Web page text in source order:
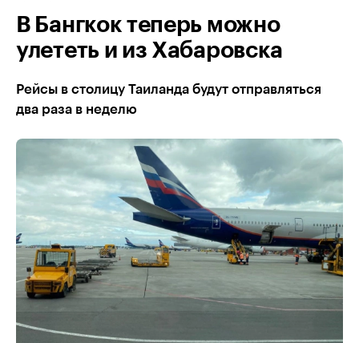
В Бангкок теперь можно
улететь и из Хабаровска
Рейсы в столицу Таиланда будут отправляться
два раза в неделю